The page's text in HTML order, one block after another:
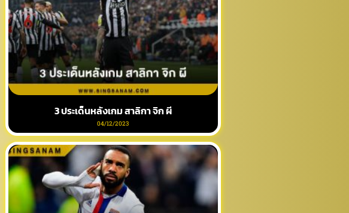
3 ประเด็นหลังเกม สาลิกา จิก ผี
04/12/2023